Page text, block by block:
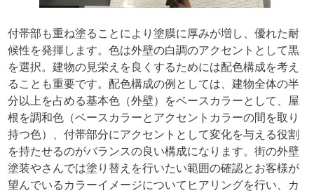
付帯部も重ね塗ることにより塗膜に厚みが増し、優れた耐
候性を発揮します。色は外壁の白調のアクセントとして黒
を選択。建物の見栄えを良くするためには配色構成を考え
ることも重要です。配色構成の例としては、建物全体の半
分以上を占める基本色（外壁）をベースカラーとして、屋
根を調和色（ベースカラーとアクセントカラーの間を取り
持つ色）、付帯部分にアクセントとして変化を与える役割
を持たせるのがバランスの良い構成になります。街の外壁
塗装やさんでは塗り替えを行いたい範囲の確認とお客様が
望んでいるカラーイメージについてヒアリングを行い、カ